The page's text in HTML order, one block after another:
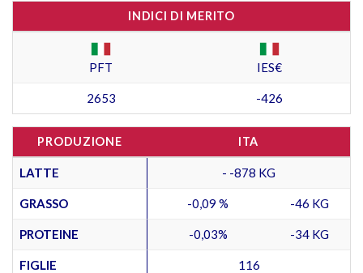
INDICI DI MERITO
PFT IES€
2653 -426
PRODUZIONE ITA
LATTE - -878 KG
GRASSO -0,09 % -46 KG
PROTEINE -0,03% -34 KG
FIGLIE 116